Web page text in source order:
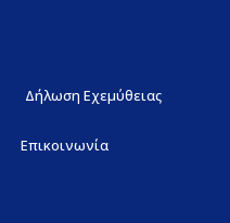
Δήλωση Εχεμύθειας
Επικοινωνία